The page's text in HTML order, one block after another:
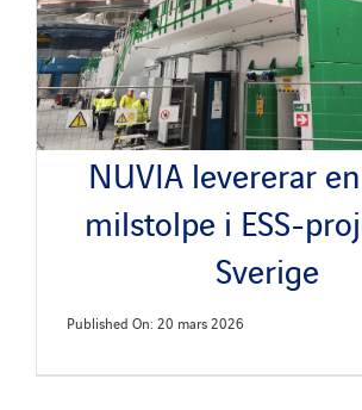
NUVIA levererar
milstolpe i ESS-
Sverige
Published On: 20 mars 2026